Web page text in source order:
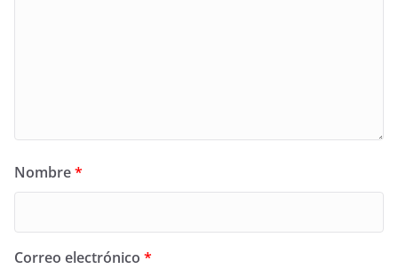
Nombre*
Correo electrónico *